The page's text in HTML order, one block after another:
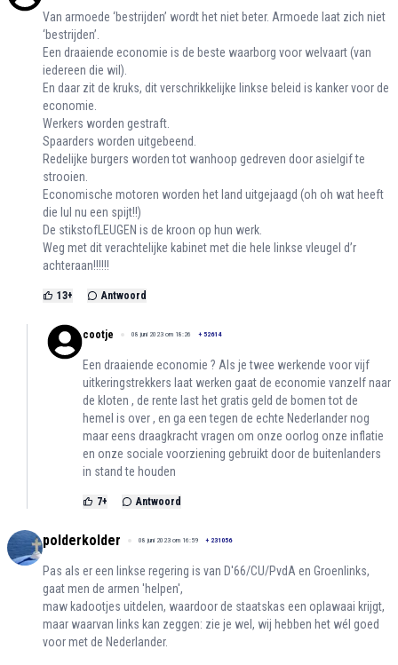
Van armoede ‘bestrijden’ wordt het niet beter. Armoede laat zich niet
‘bestrijden’.
Een draaiende economie is de beste waarborg voor welvaart (van
iedereen die wil).
En daar zit de kruks, dit verschrikkelijke linkse beleid is kanker voor de
economie.
Werkers worden gestraft.
Spaarders worden uitgebeend.
Redelijke burgers worden tot wanhoop gedreven door asielgif te
strooien.
Economische motoren worden het land uitgejaagd (oh oh wat heeft
die lul nu een spijt!!)
De stikstofLEUGEN is de kroon op hun werk.
Weg met dit verachtelijke kabinet met die hele linkse vleugel d’r
achteraan!!!!!!
13+ Antwoord
cootje 08 juni 2023 om 18:26 + 52614
Een draaiende economie ? Als je twee werkende voor vijf
uitkeringstrekkers laat werken gaat de economie vanzelf naar
de kloten , de rente last het gratis geld de bomen tot de
hemel is over , en ga een tegen de echte Nederlander nog
maar eens draagkracht vragen om onze oorlog onze inflatie
en onze sociale voorziening gebruikt door de buitenlanders
in stand te houden
7+ Antwoord
polderkolder 08 juni 2023 om 16:59 + 231056
Pas als er een linkse regering is van D'66/CU/PvdA en Groenlinks,
gaat men de armen 'helpen',
maw kadootjes uitdelen, waardoor de staatskas een oplawaai krijgt,
maar waarvan links kan zeggen: zie je wel, wij hebben het wél goed
voor met de Nederlander.